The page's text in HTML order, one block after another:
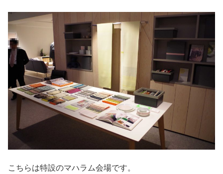
こちらは特設のマハラム会場です。